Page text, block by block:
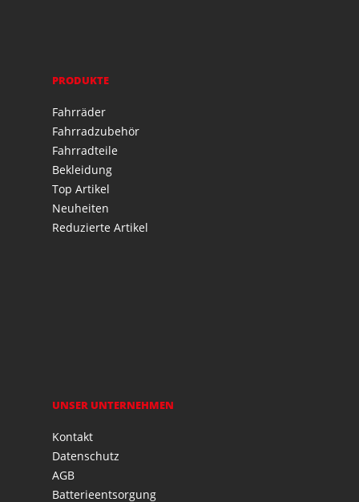
PRODUKTE
Fahrräder
Fahrradzubehör
Fahrradteile
Bekleidung
Top Artikel
Neuheiten
Reduzierte Artikel
UNSER UNTERNEHMEN
Kontakt
Datenschutz
AGB
Batterieentsorgung